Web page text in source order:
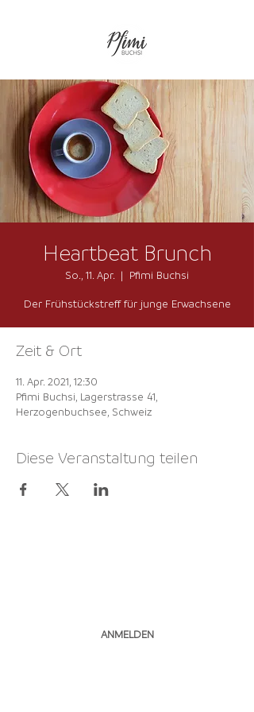
Heartbeat Brunch
So., 11. Apr.
  |
Pfimi Buchsi
Der Frühstückstreff für junge Erwachsene
Zeit & Ort
11. Apr. 2021, 12:30
Pfimi Buchsi, Lagerstrasse 41,
Herzogenbuchsee, Schweiz
Diese Veranstaltung teilen
ANMELDEN